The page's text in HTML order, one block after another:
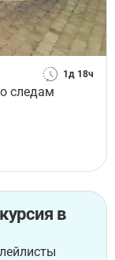
1д 18ч
следам
в